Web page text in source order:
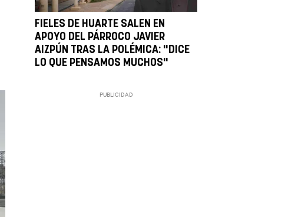
FIELES DE HUARTE SALEN EN
APOYO DEL PÁRROCO JAVIER
AIZPÚN TRAS LA POLÉMICA: "DICE
LO QUE PENSAMOS MUCHOS"